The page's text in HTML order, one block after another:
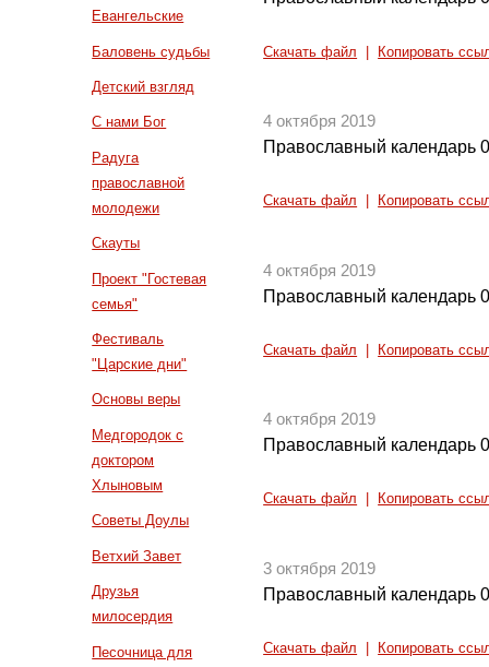
Евангельские
Баловень судьбы
Детский взгляд
С нами Бог
Радуга
православной
молодежи
Скауты
Проект "Гостевая
семья"
Фестиваль
"Царские дни"
Основы веры
Медгородок с
доктором
Хлыновым
Советы Доулы
Ветхий Завет
Друзья
милосердия
Песочница для
Скачать файл Копировать
4 октября 2019
Православный календарь
Скачать файл Копировать
4 октября 2019
Православный календарь
Скачать файл Копировать
4 октября 2019
Православный календарь
Скачать файл Копировать
3 октября 2019
Православный календарь
Скачать файл Копировать